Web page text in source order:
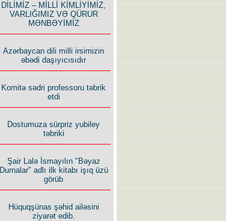
Bu yolda mən varam!
İlham İsmayıl yazır:
Rusiyanın süqutunu qaçılmaz
edən beş şərt
DİLİMİZ – MİLLİ KİMLİYİMİZ,
VARLIĞIMIZ VƏ QÜRUR
MƏNBƏYİMİZ
Azərbaycan dili milli irsimizin
əbədi daşıyıcısıdır
Komitə sədri professoru təbrik
etdi
Dostumuza sürpriz yubiley
təbriki
Şair Lalə İsmayılın "Bəyaz
Durnalar" adlı ilk kitabı işıq üzü
görüb
Hüquqşünas şəhid ailəsini
ziyarət edib.